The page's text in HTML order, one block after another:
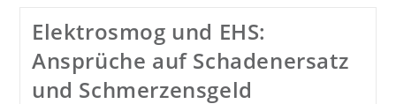
Ihre
Eltern
–
Aber
Nicht
Elektrosmog und EHS:
Ansprüche auf Schadenersatz
und Schmerzensgeld